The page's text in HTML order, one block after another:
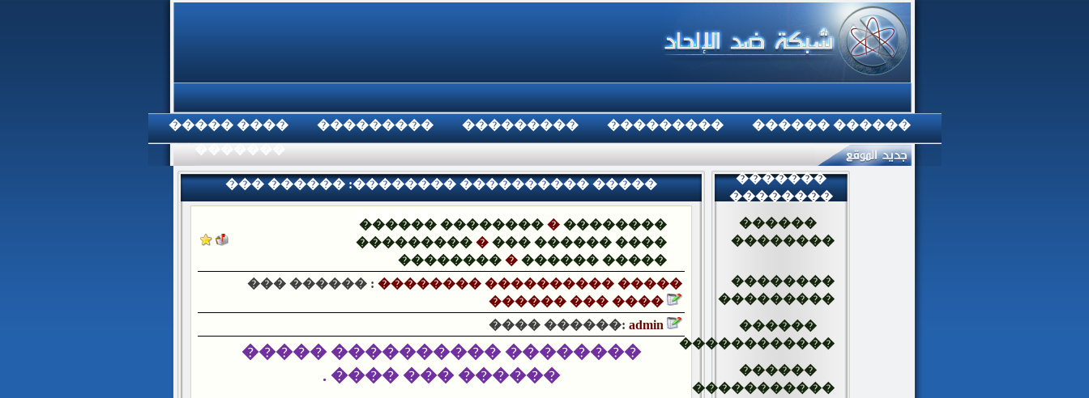
���� ����� ��������� ��������� ���������
������ ������
��� ������ :�������� ���������� �����
������ ��� ����
������ ��������� ��������
���������� ��� ������ ����
��������� ������ �����
��� ������ : �������� ���������� �����
������ ��� ����
���� ������: admin
�������� ���������� �����
������ ��� ���� .
�������
��������
������
��������
��������
���������
������
������������
������
�����������